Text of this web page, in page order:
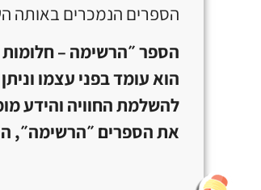
הספרים הנמכרים באותה
הספר ״הרשימה –
הוא עומד בפני עצמו
להשלמת החוויה והידע
את הספרים ״הרשימה״,